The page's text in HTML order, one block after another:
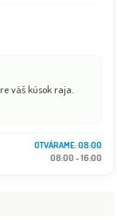
váš kúsok raja.
OTVÁRAME: 08:00
08:00 - 16:00